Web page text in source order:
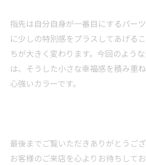
指先は自分自身が一番目にするパー
に少しの特別感をプラスしてあげる
ちが大きく変わります。今回のよう
は、そうした小さな幸福感を積み重
心強いカラーです。
最後までご覧いただきありがとうござ
お客様のご来店を心よりお待ちしてお